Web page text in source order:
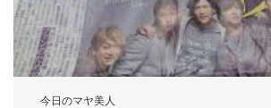
今日のマヤ美人